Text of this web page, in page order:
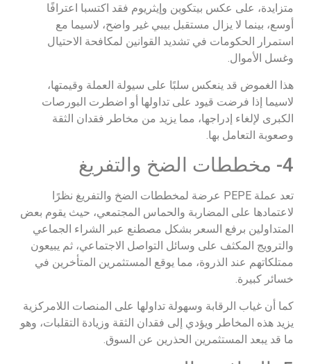
متزايدة، على عكس بيتكوين وإيثريوم فقد اكتسبا اعترافًا
أوسع، بينما لا يزال مستقبل بيبي غير واضح، لاسيما مع
استمرار الحكومات في تشديد القوانين لمكافحة الاحتيال
وغسل الأموال.
هذا الغموض قد ينعكس سلبًا على سيولة العملة وقيمتها،
لاسيما إذا فرضت قيود على تداولها أو اضطرت البورصات
الكبرى لإلغاء إدراجها، مما يزيد من مخاطر فقدان الثقة
وصعوبة التعامل بها.
4- مخططات الضخ والتفريغ
تعد عملة PEPE عرضة لمخططات الضخ والتفريغ نظرًا
لاعتمادها على المضاربة والحماس المجتمعي، حيث يقوم بعض
المتداولين برفع السعر بشكل مصطنع عبر الشراء الجماعي
والترويج المكثف على وسائل التواصل الاجتماعي، ثم يبيعون
ممتلكاتهم عند الذروة، مما يوقع المستثمرين المتأخرين في
خسائر كبيرة.
كما أن غياب الرقابة وسهولة تداولها على المنصات اللامركزية
يزيد هذه المخاطر ويؤدي إلى فقدان الثقة وزيادة التقلبات، وهو
ما قد يبعد المستثمرين الحذرين عن السوق.